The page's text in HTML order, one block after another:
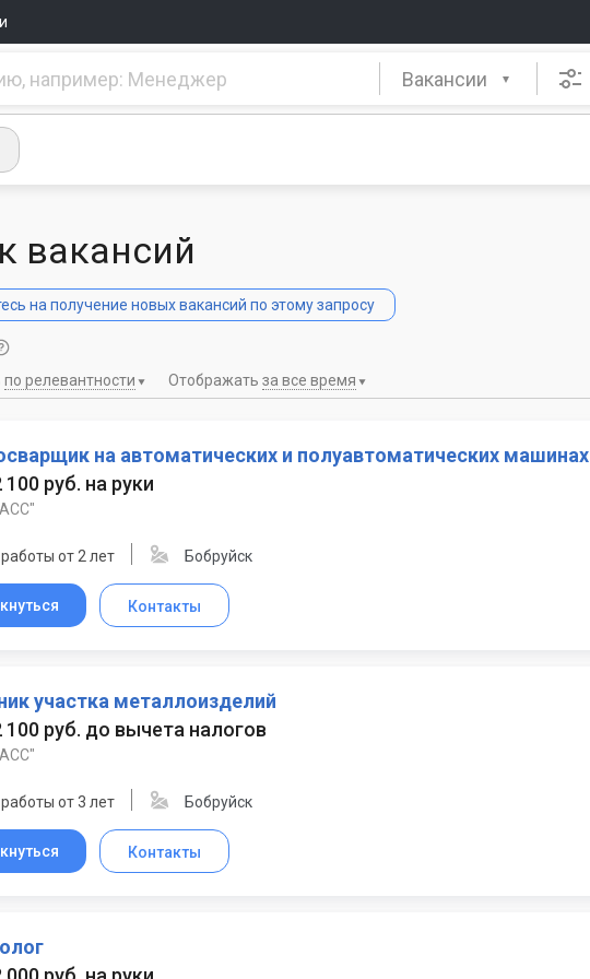
Вакансии
вакансий
на получение новых вакансий по этому запросу
по релевантности Отображать за все время
на автоматических и полуавтоматических машинах
100 руб. на руки
от 2 лет Бобруйск
Контакты
участка металлоизделий
100 руб. до вычета налогов
от 3 лет Бобруйск
Контакты